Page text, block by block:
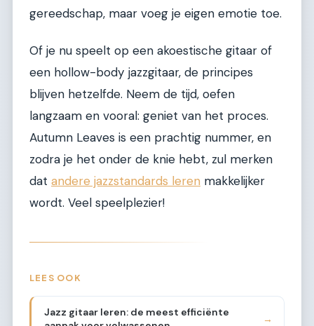
gereedschap, maar voeg je eigen emotie toe.
Of je nu speelt op een akoestische gitaar of
een hollow-body jazzgitaar, de principes
blijven hetzelfde. Neem de tijd, oefen
langzaam en vooral: geniet van het proces.
Autumn Leaves is een prachtig nummer, en
zodra je het onder de knie hebt, zul merken
dat andere jazzstandards leren makkelijker
wordt. Veel speelplezier!
LEES OOK
Jazz gitaar leren: de meest efficiënte
→